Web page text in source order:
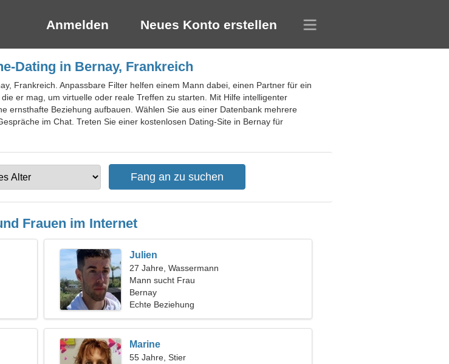
Anmelden Neues Konto erstellen
Dating in Bernay, Frankreich
Frankreich. Anpassbare Filter helfen einem Mann dabei, einen Partner für ein
er mag, um virtuelle oder reale Treffen zu starten. Mit Hilfe intelligenter
ernsthafte Beziehung aufbauen. Wählen Sie aus einer Datenbank mehrere
im Chat. Treten Sie einer kostenlosen Dating-Site in Bernay für
Frauen im Internet
Julien
27 Jahre, Wassermann
Mann sucht Frau
Bernay
Echte Beziehung
Marine
55 Jahre, Stier